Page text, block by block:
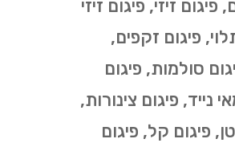
זיזי, פיגום זיזי
פיגום זקפים,
סולמות, פיגום
נייד, פיגום צינורות,
פיגום קל, פיגום